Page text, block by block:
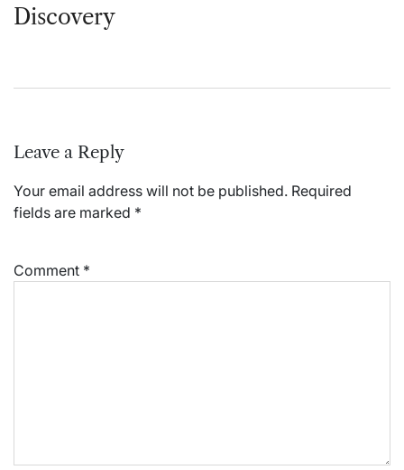
Discovery
Leave a Reply
Your email address will not be published. Required
fields are marked *
Comment *